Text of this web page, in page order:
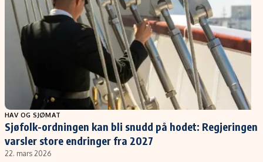
EU-Kommisjonen
Grønt skifte
Redaksjonell policy
Informasjon
Om oss
Kontakt oss
Forfattere og redaksjon
Etiske retningslinjer
HAV OG SJØMAT
Sjøfolk-ordningen kan bli snudd på hodet: Regjeringen
varsler store endringer fra 2027
22. mars 2026